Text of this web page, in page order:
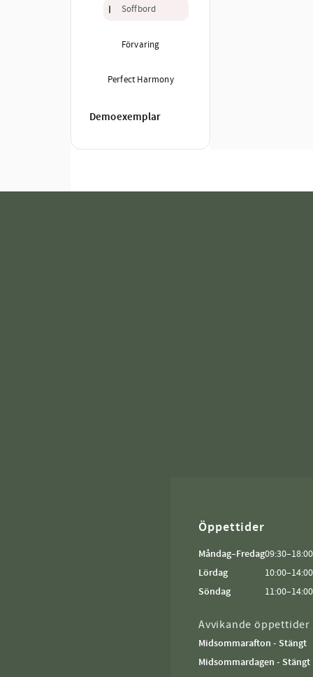
Soffbord
Förvaring
Perfect Harmony
Demoexemplar
Öppettider
Måndag–Fredag09:30–18:00
Lördag
10:00–14:00
Söndag
11:00–14:00
Avvikande öppettider
Midsommarafton - Stängt
Midsommardagen - Stängt